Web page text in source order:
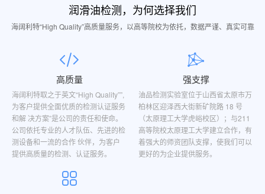
润滑油检测，为何选择我们
海阔利特“High Quality”高质量服务，以高等院校为依托，数据严谨、真实可靠
高质量
海阔利特取之于英文“High Quality””,
为客户提供全面优质的检测认证服务
和解 决方案”是公司的责任和使命。
公司依托专业的人才队伍、先进的检
测设备和一流的合作 伙伴，为客户
提供高质量的检测、认证服务。
强支撑
油品检测实验室位于山西省太原市万
柏林区迎泽西大街新矿院路 18 号
（太原理工大学虎峪校区）；与211
高等院校太原理工大学建立合作，有
着强大的师资团队支撑，使我们可以
更好的为企业提供服务。